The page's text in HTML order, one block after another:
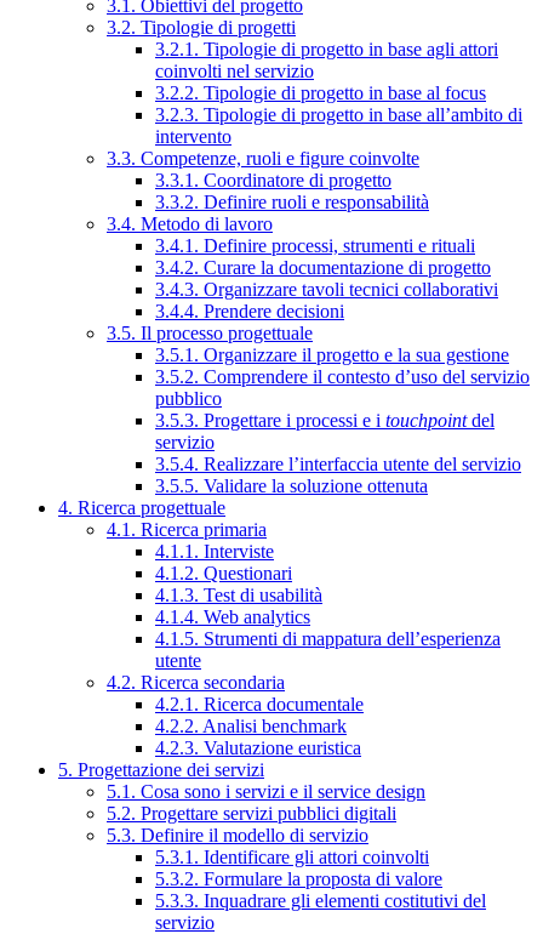
3.1. Obiettivi del progetto
3.2. Tipologie di progetti
3.2.1. Tipologie di progetto in base agli attori
coinvolti nel servizio
3.2.2. Tipologie di progetto in base al focus
3.2.3. Tipologie di progetto in base all’ambito di
intervento
3.3. Competenze, ruoli e figure coinvolte
3.3.1. Coordinatore di progetto
3.3.2. Definire ruoli e responsabilità
3.4. Metodo di lavoro
3.4.1. Definire processi, strumenti e rituali
3.4.2. Curare la documentazione di progetto
3.4.3. Organizzare tavoli tecnici collaborativi
3.4.4. Prendere decisioni
3.5. Il processo progettuale
3.5.1. Organizzare il progetto e la sua gestione
3.5.2. Comprendere il contesto d’uso del servizio
pubblico
3.5.3. Progettare i processi e i touchpointdel
servizio
3.5.4. Realizzare l’interfaccia utente del servizio
3.5.5. Validare la soluzione ottenuta
4. Ricerca progettuale
4.1. Ricerca primaria
4.1.1. Interviste
4.1.2. Questionari
4.1.3. Test di usabilità
4.1.4. Web analytics
4.1.5. Strumenti di mappatura dell’esperienza
utente
4.2. Ricerca secondaria
4.2.1. Ricerca documentale
4.2.2. Analisi benchmark
4.2.3. Valutazione euristica
5. Progettazione dei servizi
5.1. Cosa sono i servizi e il service design
5.2. Progettare servizi pubblici digitali
5.3. Definire il modello di servizio
5.3.1. Identificare gli attori coinvolti
5.3.2. Formulare la proposta di valore
5.3.3. Inquadrare gli elementi costitutivi del
servizio